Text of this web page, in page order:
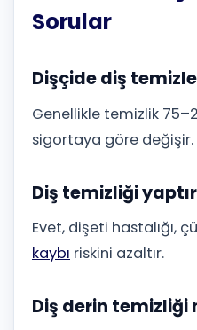
Sorular
Dişçide diş
Genellikle temizlik
sigortaya göre değişir.
Diş temizliği
Evet, dişeti hastalığı,
kaybı riskini azaltır.
Diş derin temizliği